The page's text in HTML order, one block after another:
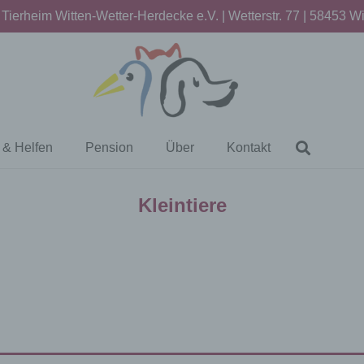
Tierheim Witten-Wetter-Herdecke e.V. | Wetterstr. 77 | 58453
Helfen Pension Über Kontakt
Kleintiere